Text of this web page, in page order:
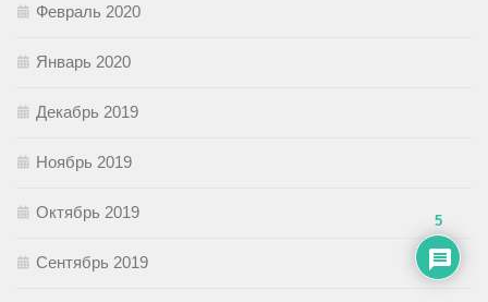
Февраль 2020
Январь 2020
Декабрь 2019
Ноябрь 2019
Октябрь 2019
Сентябрь 2019
5